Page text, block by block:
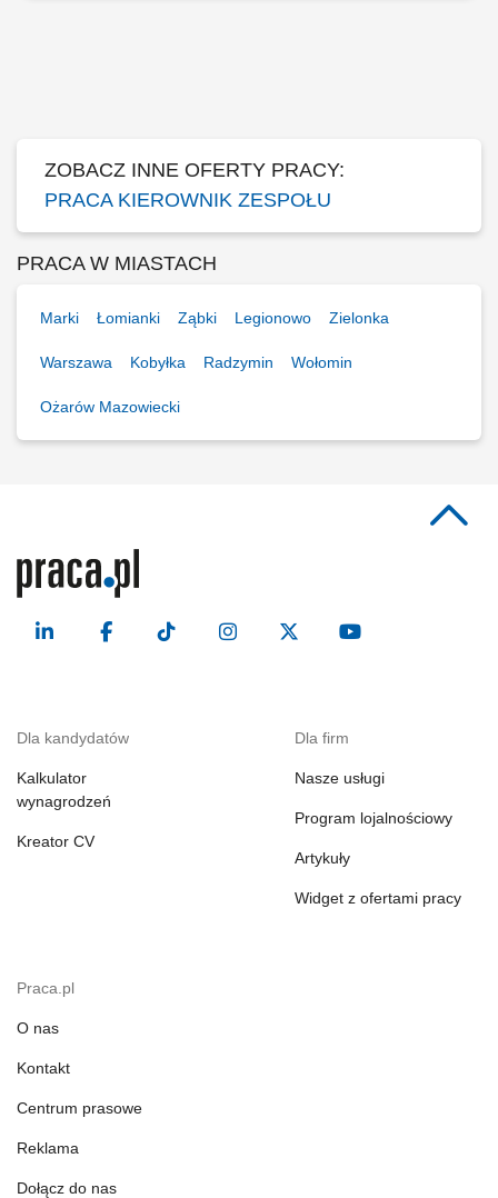
ZOBACZ INNE OFERTY PRACY:
PRACA KIEROWNIK ZESPOŁU
PRACA W MIASTACH
Marki Łomianki Ząbki Legionowo Zielonka
Warszawa Kobyłka Radzymin Wołomin
Ożarów Mazowiecki
Dla kandydatów
Kalkulator
wynagrodzeń
Kreator CV
Dla firm
Nasze usługi
Program lojalnościowy
Artykuły
Widget z ofertami pracy
Praca.pl
O nas
Kontakt
Centrum prasowe
Reklama
Dołącz do nas